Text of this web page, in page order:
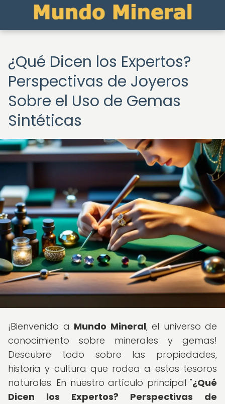
¿Qué Dicen los Expertos?
Perspectivas de Joyeros
Sobre el Uso de Gemas
Sintéticas
¡Bienvenido a Mundo Mineral, el universo de
conocimiento sobre minerales y gemas!
Descubre todo sobre las propiedades,
historia y cultura que rodea a estos tesoros
naturales. En nuestro artículo principal "¿Qué
Dicen los Expertos? Perspectivas de